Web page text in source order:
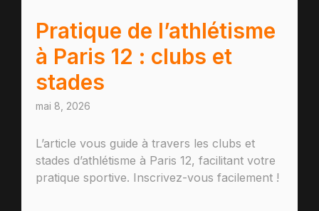
Pratique de l’athlétisme
à Paris 12 : clubs et
stades
mai 8, 2026
L’article vous guide à travers les clubs et
stades d’athlétisme à Paris 12, facilitant votre
pratique sportive. Inscrivez-vous facilement !